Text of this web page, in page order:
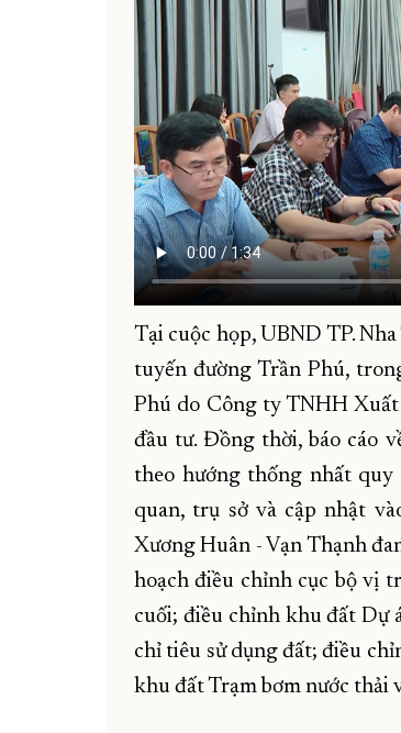
Tại cuộc họp, UBND TP.
tuyến đường Trần Phú,
Phú do Công ty TNHH
đầu tư. Đồng thời, báo cáo
theo hướng thống nhất quy
quan, trụ sở và cập nhật
Xương Huân - Vạn Thạnh
hoạch điều chỉnh cục bộ vị
cuối; điều chỉnh khu đất Dự
chỉ tiêu sử dụng đất; điều
khu đất Trạm bơm nước thải